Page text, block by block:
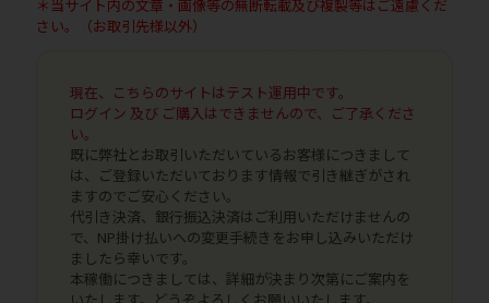
＊当サイト内の文章・画像等の無断転載及び複製等はご遠慮くだ
さい。（お取引先様以外）
現在、こちらのサイトはテスト運用中です。
ログイン 及び ご購入はできませんので、ご了承くださ
い。
既に弊社とお取引いただいているお客様につきまして
は、ご登録いただいております情報で引き継ぎがされ
ますのでご安心ください。
代引き決済、銀行振込決済はご利用いただけませんの
で、NP掛け払いへの変更手続きをお申し込みいただけ
ましたら幸いです。
本稼働につきましては、詳細が決まり次第にご案内を